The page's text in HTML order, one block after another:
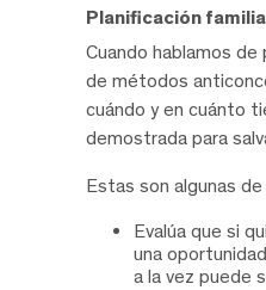
Planificación
Cuando hablamos
de métodos
cuándo y en cuánto
demostrada para
Estas son algunas
Evalúa que si
una
a la vez puede